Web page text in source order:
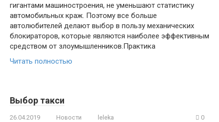
гигантами машиностроения, не уменьшают статистику
автомобильных краж. Поэтому все больше
автолюбителей делают выбор в пользу механических
блокираторов, которые являются наиболее эффективным
средством от злоумышленников.Практика
Читать полностью
Выбор такси
26.04.2019 Новости leleka 0